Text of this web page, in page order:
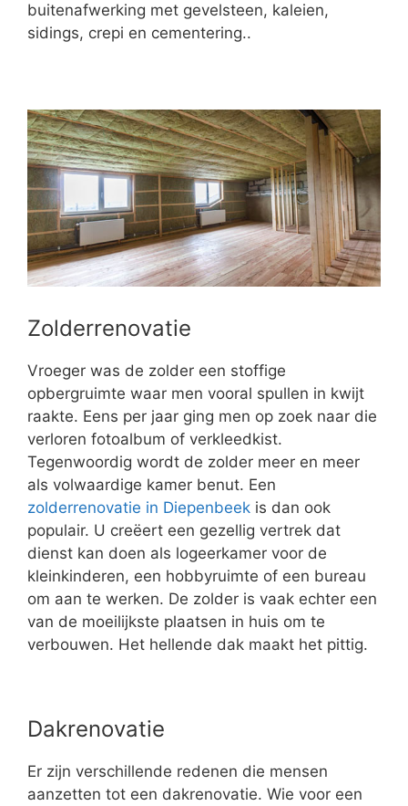
buitenafwerking met gevelsteen, kaleien,
sidings, crepi en cementering..
Zolderrenovatie
Vroeger was de zolder een stoffige
opbergruimte waar men vooral spullen in kwijt
raakte. Eens per jaar ging men op zoek naar die
verloren fotoalbum of verkleedkist.
Tegenwoordig wordt de zolder meer en meer
als volwaardige kamer benut. Een
zolderrenovatie in Diepenbeek is dan ook
populair. U creëert een gezellig vertrek dat
dienst kan doen als logeerkamer voor de
kleinkinderen, een hobbyruimte of een bureau
om aan te werken. De zolder is vaak echter een
van de moeilijkste plaatsen in huis om te
verbouwen. Het hellende dak maakt het pittig.
Dakrenovatie
Er zijn verschillende redenen die mensen
aanzetten tot een dakrenovatie. Wie voor een